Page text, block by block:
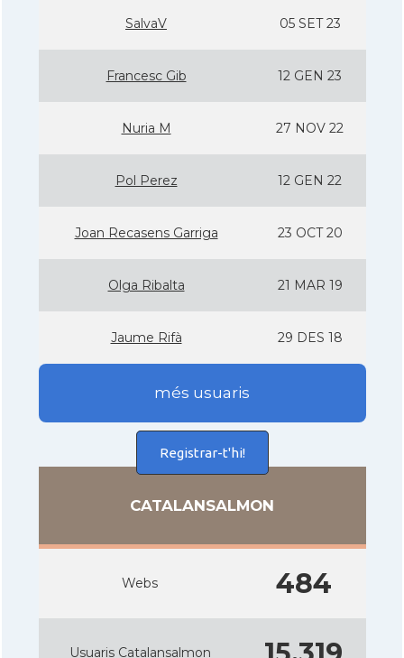
SalvaV 05 SET 23
Francesc Gib 12 GEN 23
Nuria M 27 NOV 22
Pol Perez 12 GEN 22
Joan Recasens Garriga 23 OCT 20
Olga Ribalta 21 MAR 19
Jaume Rifà 29 DES 18
més usuaris
Registrar-t'hi!
CATALANSALMON
Webs 484
Usuaris Catalansalmon